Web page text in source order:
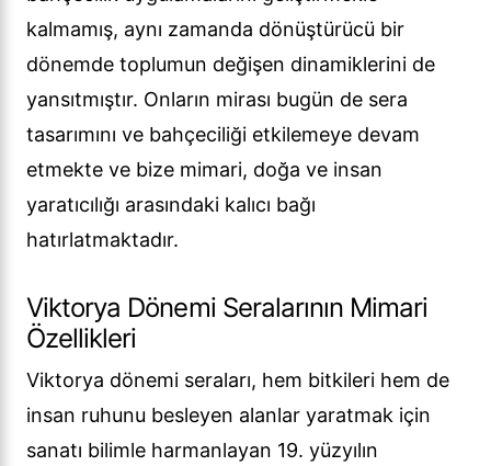
kalmamış, aynı zamanda dönüştürücü bir
dönemde toplumun değişen dinamiklerini de
yansıtmıştır. Onların mirası bugün de sera
tasarımını ve bahçeciliği etkilemeye devam
etmekte ve bize mimari, doğa ve insan
yaratıcılığı arasındaki kalıcı bağı
hatırlatmaktadır.
Viktorya Dönemi Seralarının Mimari
Özellikleri
Viktorya dönemi seraları, hem bitkileri hem de
insan ruhunu besleyen alanlar yaratmak için
sanatı bilimle harmanlayan 19. yüzyılın